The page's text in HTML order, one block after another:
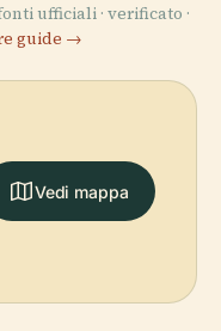
ufficiali · verificato ·
guide →
Vedi mappa